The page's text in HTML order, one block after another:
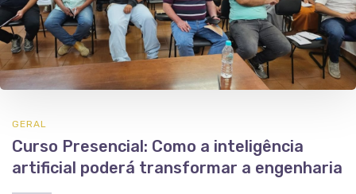
GERAL
Curso Presencial: Como a inteligência
artificial poderá transformar a engenharia